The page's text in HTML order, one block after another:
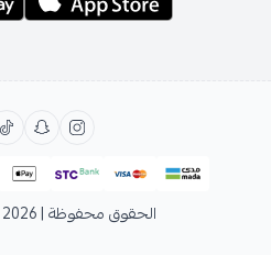
الحقوق محفوظة | 2026